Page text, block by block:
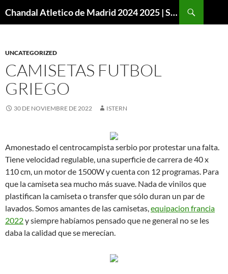
Chandal Atletico de Madrid 2024 2025 | SuperVigo
UNCATEGORIZED
CAMISETAS FUTBOL
GRIEGO
30 DE NOVIEMBRE DE 2022 ISTERN
Amonestado el centrocampista serbio por protestar una falta.
Tiene velocidad regulable, una superficie de carrera de 40 x
110 cm, un motor de 1500W y cuenta con 12 programas. Para
que la camiseta sea mucho más suave. Nada de vinilos que
plastifican la camiseta o transfer que sólo duran un par de
lavados. Somos amantes de las camisetas,equipacion francia
2022y siempre habíamos pensado que ne general no se les
daba la calidad que se merecían.